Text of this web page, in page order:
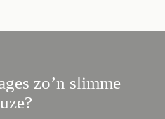
zo’n slimme